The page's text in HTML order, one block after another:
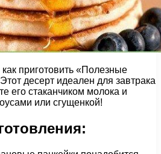
приготовить «Полезные
десерт идеален для завтрака
его стаканчиком молока и
или сгущенкой!